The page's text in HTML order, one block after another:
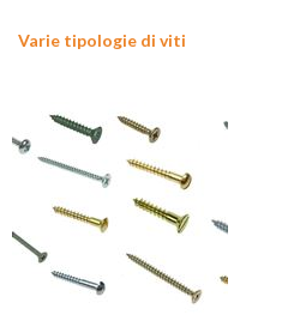
Varie tipologie di viti